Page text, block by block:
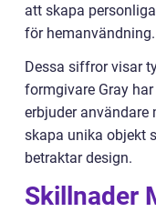
att skapa
för hemanvändning.
Dessa siffror visar
formgivare Gray
erbjuder användare
skapa unika objekt
betraktar design.
Skillnader